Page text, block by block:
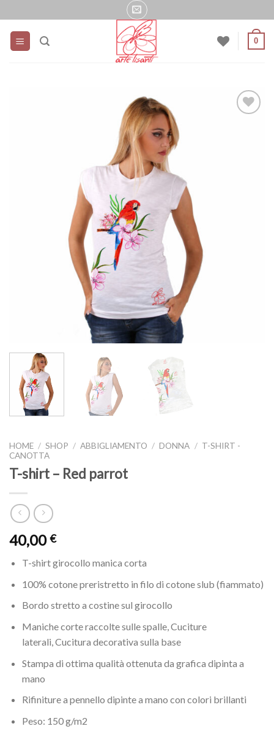
ai
contenuti
0
HOME / SHOP / ABBIGLIAMENTO / DONNA / T-SHIRT -
CANOTTA
T-shirt – Red parrot
40,00€
T-shirt girocollo manica corta
100% cotone preristretto in filo di cotone slub (fiammato)
Bordo stretto a costine sul girocollo
Maniche corte raccolte sulle spalle, Cuciture
laterali, Cucitura decorativa sulla base
Stampa di ottima qualità ottenuta da grafica dipinta a
mano
Rifiniture a pennello dipinte a mano con colori brillanti
Peso: 150 g/m2